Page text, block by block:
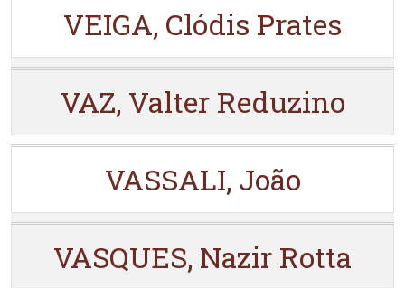
VEIGA, Clódis Prates
VAZ, Valter Reduzino
VASSALI, João
VASQUES, Nazir Rotta